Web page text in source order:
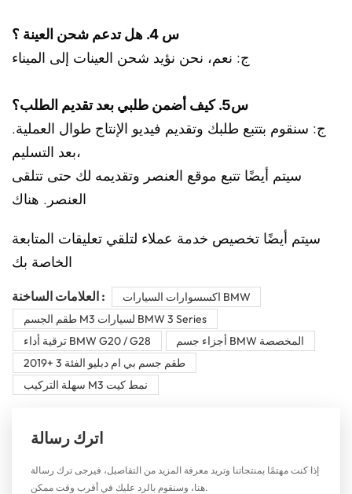
س 4. هل تدعم شحن العينة ؟
ج: نعم، نحن نؤيد شحن العينات إلى الميناء
س5. كيف أضمن طلبي بعد تقديم الطلب؟
ج: سنقوم بتتبع طلبك وتقديم فيديو الإنتاج طوال العملية.
بعد التسليم،
سيتم أيضًا تتبع موقع العنصر وتقديمه لك حتى تتلقى
العنصر. هناك
سيتم أيضًا تخصيص خدمة عملاء لتلقي تعليقات المتابعة
الخاصة بك
العلامات الساخنة :
اكسسوارات السيارات BMW
طقم الجسم M3 لسيارات BMW 3 Series
ترقية أداء BMW G20 / G28
أجزاء جسم BMW المخصصة
2019+ طقم جسم بي ام دبليو الفئة 3
سهلة التركيب M3 نمط كيت
اترك رسالة
إذا كنت مهتمًا بمنتجاتنا وتريد معرفة المزيد من التفاصيل، فيرجى ترك رسالة
هنا، وسنقوم بالرد عليك في أقرب وقت ممكن.